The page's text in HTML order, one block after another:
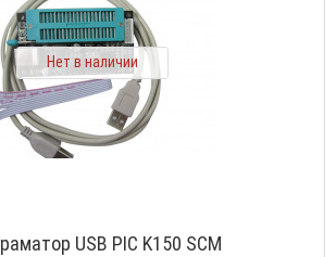
Нет в наличии
USB PIC K150 SCM